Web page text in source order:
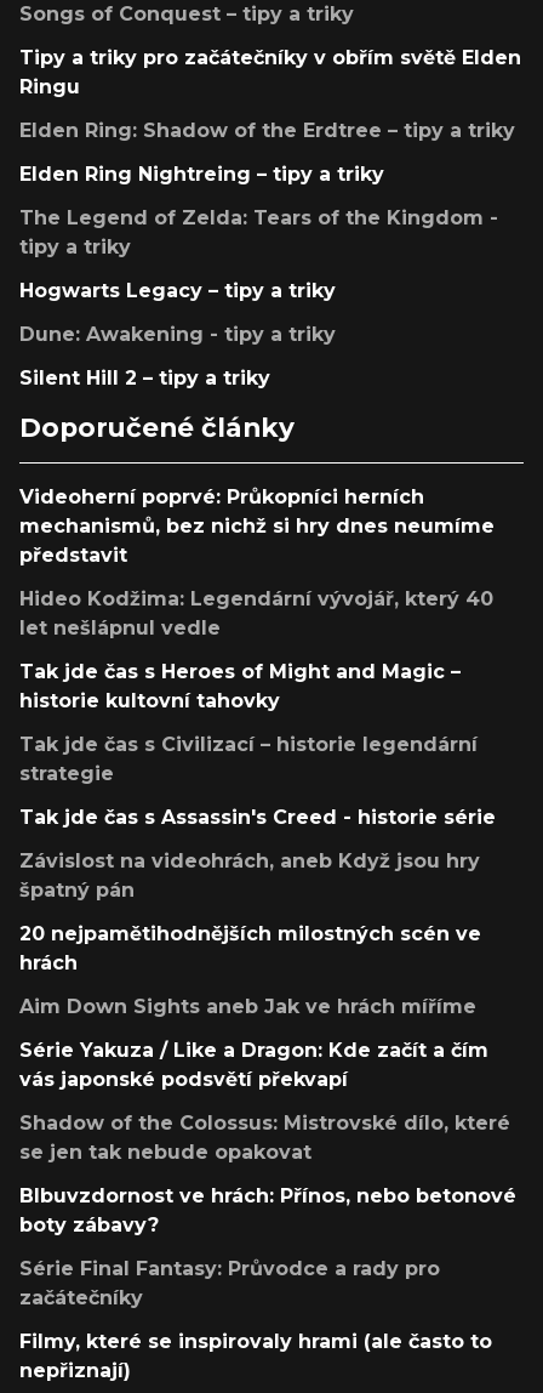
Songs of Conquest – tipy a triky
Tipy a triky pro začátečníky v obřím světě Elden
Ringu
Elden Ring: Shadow of the Erdtree – tipy a triky
Elden Ring Nightreing – tipy a triky
The Legend of Zelda: Tears of the Kingdom -
tipy a triky
Hogwarts Legacy – tipy a triky
Dune: Awakening - tipy a triky
Silent Hill 2 – tipy a triky
Doporučené články
Videoherní poprvé: Průkopníci herních
mechanismů, bez nichž si hry dnes neumíme
představit
Hideo Kodžima: Legendární vývojář, který 40
let nešlápnul vedle
Tak jde čas s Heroes of Might and Magic –
historie kultovní tahovky
Tak jde čas s Civilizací – historie legendární
strategie
Tak jde čas s Assassin's Creed - historie série
Závislost na videohrách, aneb Když jsou hry
špatný pán
20 nejpamětihodnějších milostných scén ve
hrách
Aim Down Sights aneb Jak ve hrách míříme
Série Yakuza / Like a Dragon: Kde začít a čím
vás japonské podsvětí překvapí
Shadow of the Colossus: Mistrovské dílo, které
se jen tak nebude opakovat
Blbuvzdornost ve hrách: Přínos, nebo betonové
boty zábavy?
Série Final Fantasy: Průvodce a rady pro
začátečníky
Filmy, které se inspirovaly hrami (ale často to
nepřiznají)